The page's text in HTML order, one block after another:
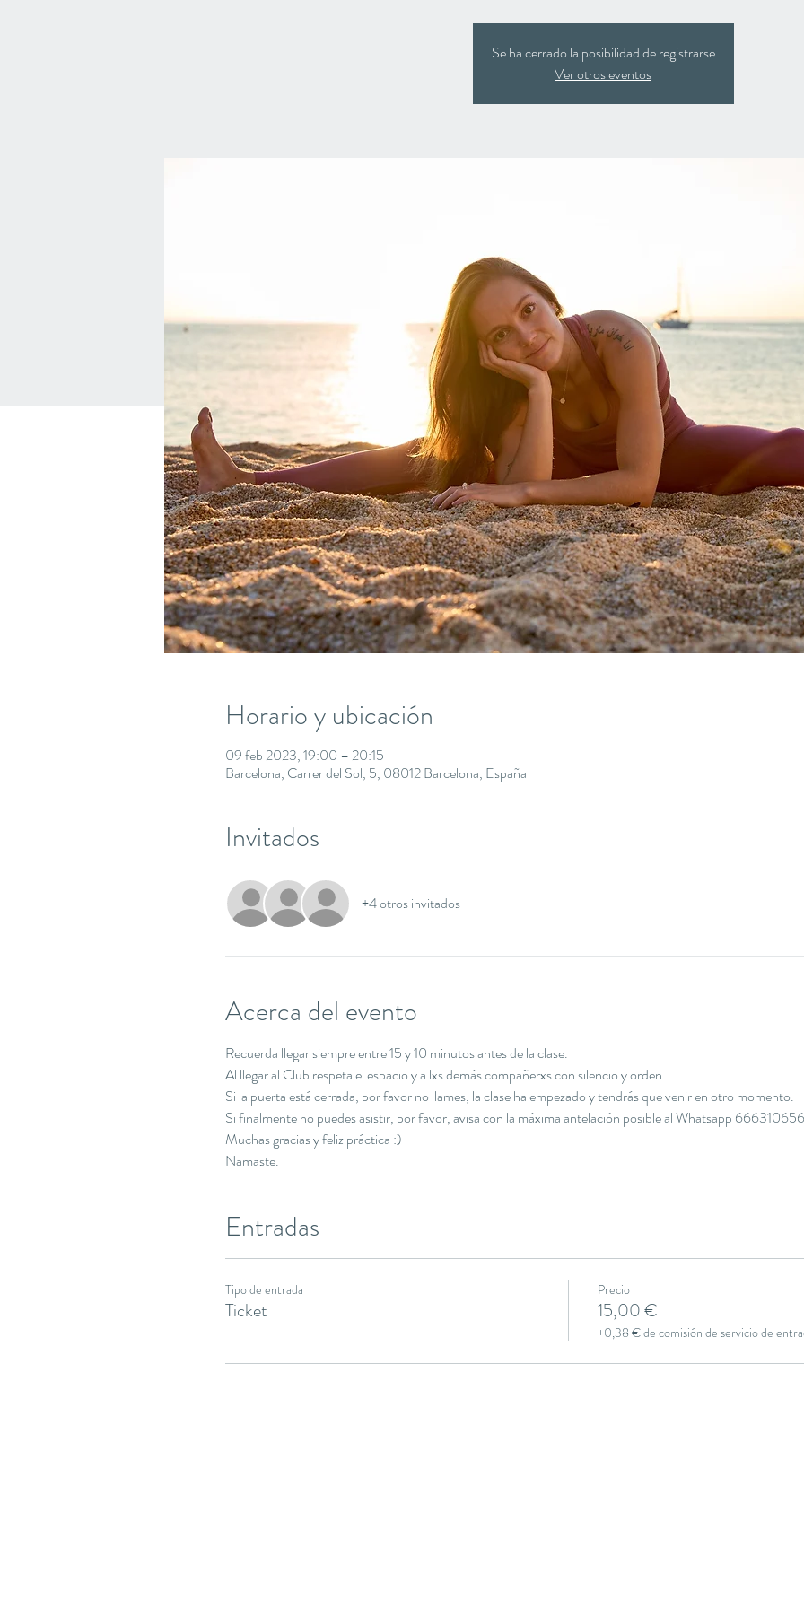
Se ha cerrado la posibilidad de registrarse
Ver otros eventos
Horario y ubicación
09 feb 2023, 19:00 – 20:15
Barcelona, Carrer del Sol, 5, 08012 Barcelona, España
Invitados
+4 otros invitados
Acerca del evento
Recuerda llegar siempre entre 15 y 10 minutos antes de la clase.
Al llegar al Club respeta el espacio y a lxs demás compañerxs con silencio y orden.
Si la puerta está cerrada, por favor no llames, la clase ha empezado y tendrás que venir en otro momento.
Si finalmente no puedes asistir, por favor, avisa con la máxima antelación posible al Whatsapp
Muchas gracias y feliz práctica :)
Namaste.
Entradas
Tipo de entrada
Ticket
Precio
15,00 €
+0,38 € de comisión de servicio de